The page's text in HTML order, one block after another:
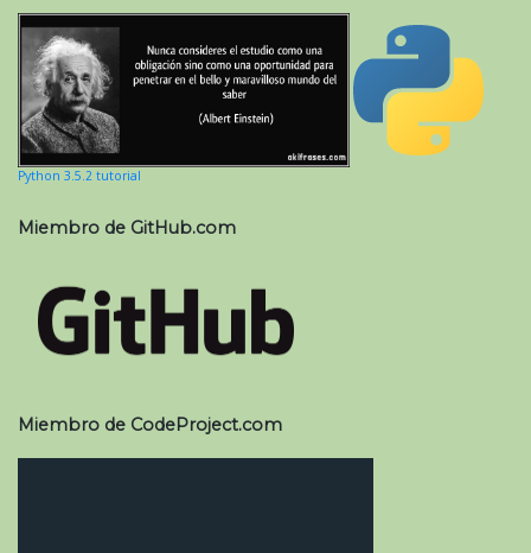
Python 3.5.2 tutorial
Miembro de GitHub.com
Miembro de CodeProject.com